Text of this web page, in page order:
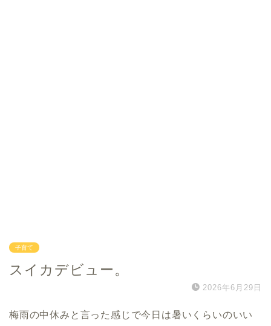
子育て
スイカデビュー。
2026年6月29日
梅雨の中休みと言った感じで今日は暑いくらいのいい